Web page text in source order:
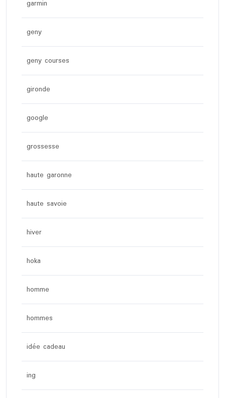
garmin
geny
geny courses
gironde
google
grossesse
haute garonne
haute savoie
hiver
hoka
homme
hommes
idée cadeau
ing